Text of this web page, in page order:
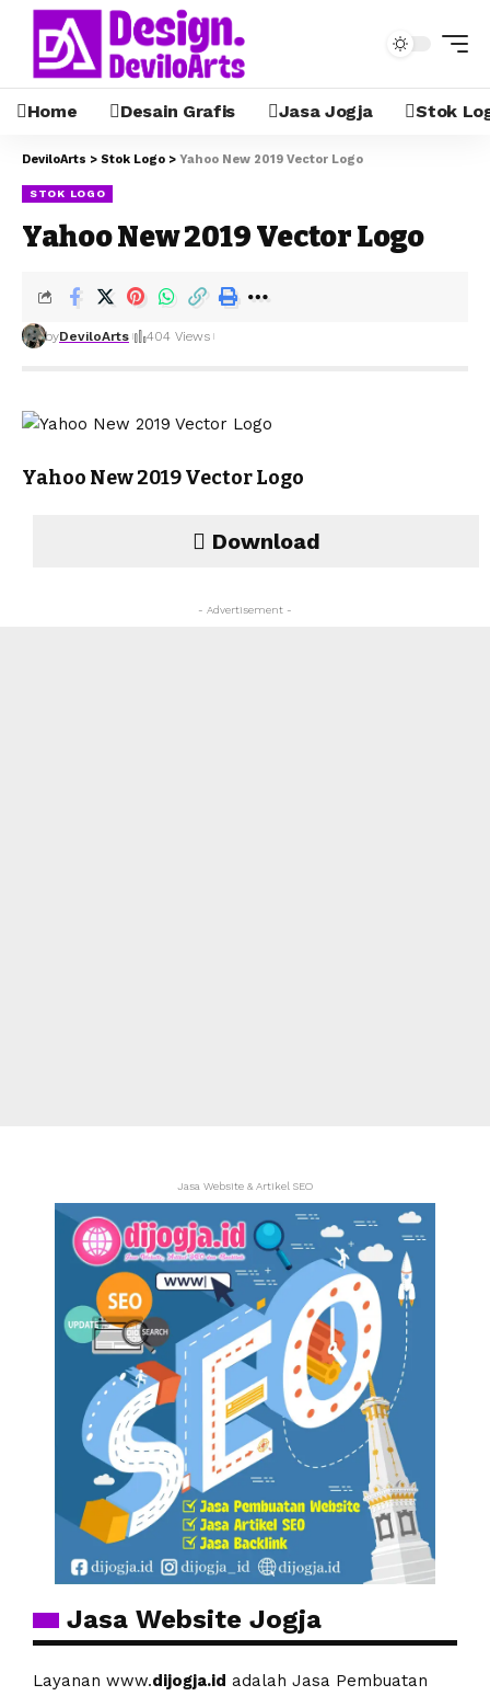
Home Desain Grafis Jasa Jogja Stok
DeviloArts > Stok Logo > Yahoo New 2019 Vector Logo
STOK LOGO
Yahoo New 2019 Vector Logo
byDeviloArts 404 Views
Yahoo New 2019 Vector Logo
Download
- Advertisement -
Jasa Website & Artikel SEO
Jasa Website Jogja
Layanan www.dijogja.id adalah Jasa Pembuatan